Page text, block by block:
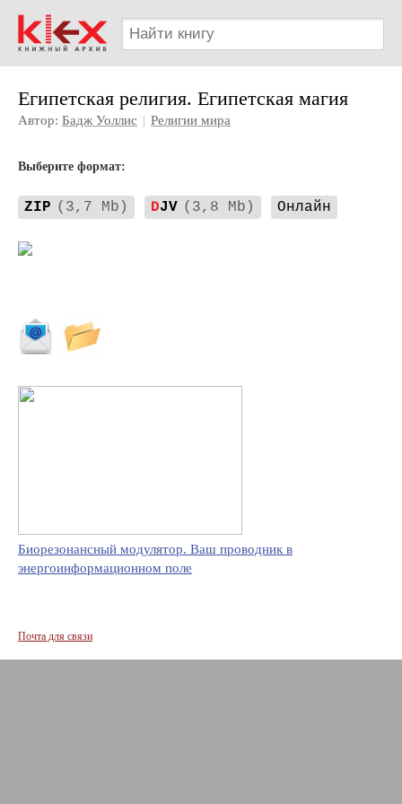
Египетская религия. Египетская магия
Автор: Бадж Уоллис | Религии мира
Выберите формат:
ZIP (3,7 Mb) DJV (3,8 Mb) Онлайн
Биорезонансный модулятор. Ваш проводник в
энергоинформационном поле
Почта для связи